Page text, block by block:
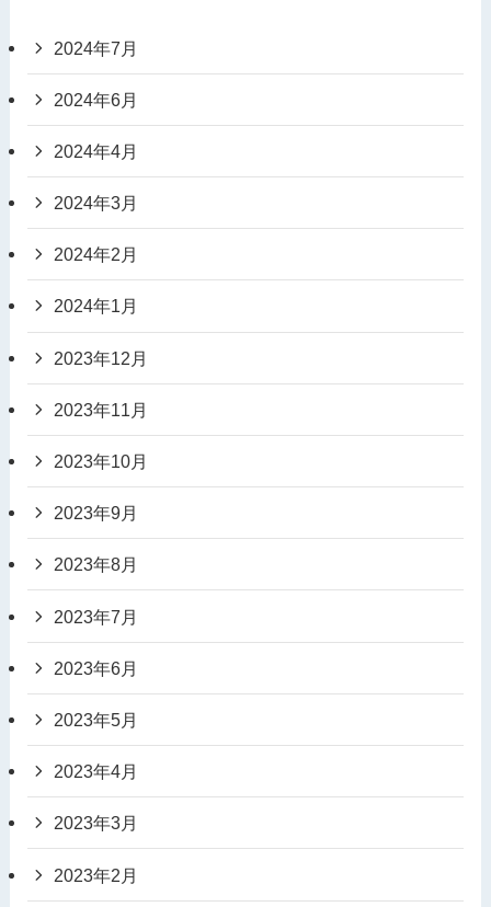
2024年7月
2024年6月
2024年4月
2024年3月
2024年2月
2024年1月
2023年12月
2023年11月
2023年10月
2023年9月
2023年8月
2023年7月
2023年6月
2023年5月
2023年4月
2023年3月
2023年2月